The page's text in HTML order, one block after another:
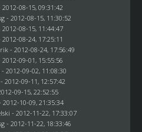
2012-08-15, 09:31:42
- 2012-08-15, 11:30:52
2012-08-15, 11:44:47
2012-08-24, 17:25:11
- 2012-08-24, 17:56:49
2012-09-01, 15:55:56
- 2012-09-02, 11:08:30
2012-09-11, 12:57:42
09-15, 22:52:55
2012-10-09, 21:35:34
- 2012-11-22, 17:33:07
- 2012-11-22, 18:33:46